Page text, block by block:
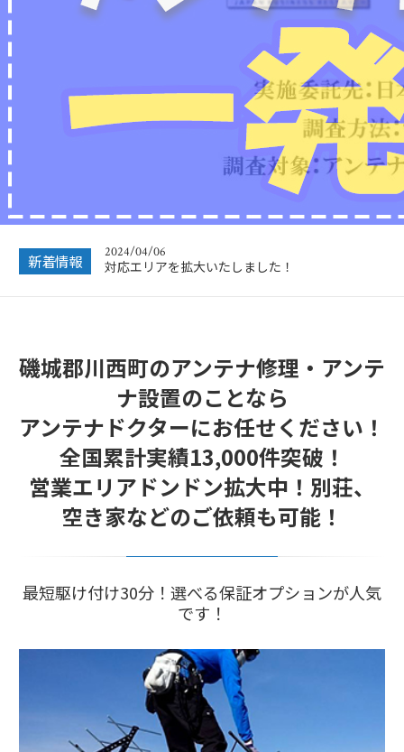
新着情報
フリーボイス（0120番号）への発信につきまし
対応エリアを拡大いたしました！
年末年始休暇につきまして
2022/07/04
フリーボイス（0120番号）への発信につきまし
て
2024/12/28
年末年始休業のお知らせ
磯城郡川西町のアンテナ修理・アンテ
ナ設置のことなら
アンテナドクターにお任せください！
全国累計実績13,000件突破！
営業エリアドンドン拡大中！別荘、
空き家などのご依頼も可能！
最短駆け付け30分！選べる保証オプションが人気
です！